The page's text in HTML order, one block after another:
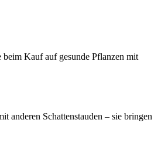
Kauf auf gesunde Pflanzen mit
anderen Schattenstauden – sie bringen